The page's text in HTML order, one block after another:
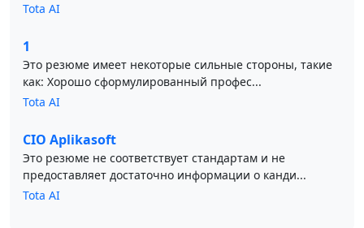
Tota AI
1
Это резюме имеет некоторые сильные стороны, такие
как: Хорошо сформулированный профес...
Tota AI
CIO Aplikasoft
Это резюме не соответствует стандартам и не
предоставляет достаточно информации о канди...
Tota AI